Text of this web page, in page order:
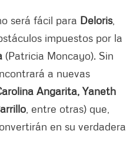
será fácil para Deloris,
impuestos por la
(Patricia Moncayo). Sin
a nuevas
Angarita, Yaneth
, entre otras) que,
en su verdadera